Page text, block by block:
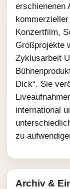
erschienenen
Konzertfilm,
Großprojekte
Zyklusarbeit
Dick“. Sie
international
zu
Archiv &